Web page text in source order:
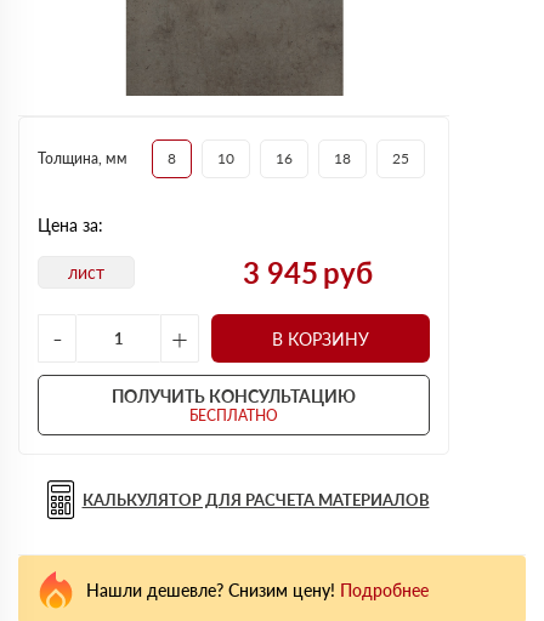
Толщина, мм 8 10 16 18 25
Цена за:
лист 3 945 руб
-
+ В КОРЗИНУ
ПОЛУЧИТЬ КОНСУЛЬТАЦИЮ
БЕСПЛАТНО
КАЛЬКУЛЯТОР ДЛЯ РАСЧЕТА МАТЕРИАЛОВ
Нашли дешевле? Снизим цену! Подробнее